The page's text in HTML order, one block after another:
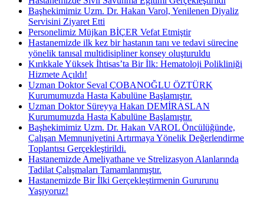
Başhekimimiz Uzm. Dr. Hakan Varol, Yenilenen Diyaliz
Servisini Ziyaret Etti
Personelimiz Müjkan BİÇER Vefat Etmiştir
Hastanemizde ilk kez bir hastanın tanı ve tedavi sürecine
yönelik tanısal multidisipliner konsey oluşturuldu
Kırıkkale Yüksek İhtisas’ta Bir İlk: Hematoloji Polikliniği
Hizmete Açıldı!
Uzman Doktor Seval ÇOBANOĞLU ÖZTÜRK
Kurumumuzda Hasta Kabulüne Başlamıştır.
Uzman Doktor Süreyya Hakan DEMİRASLAN
Kurumumuzda Hasta Kabulüne Başlamıştır.
Başhekimimiz Uzm. Dr. Hakan VAROL Öncülüğünde,
Çalışan Memnuniyetini Artırmaya Yönelik Değerlendirme
Toplantısı Gerçekleştirildi.
Hastanemizde Ameliyathane ve Strelizasyon Alanlarında
Tadilat Çalışmaları Tamamlanmıştır.
Hastanemizde Bir İlki Gerçekleştirmenin Gururunu
Yaşıyoruz!